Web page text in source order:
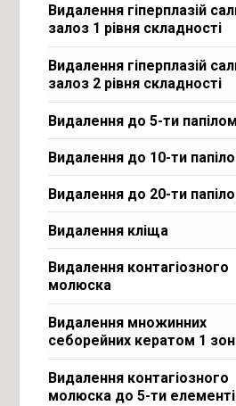
Видалення гіперплазій
залоз 1 рівня складності
Видалення гіперплазій
залоз 2 рівня складності
Видалення до 5-ти папілом
Видалення до 10-ти
Видалення до 20-ти
Видалення кліща
Видалення контагіозного
молюска
Видалення множинних
себорейних кератом 1
Видалення контагіозного
молюска до 5-ти